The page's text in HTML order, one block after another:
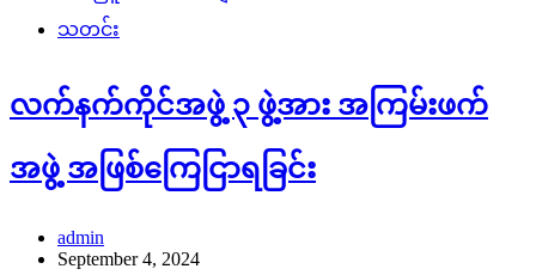
သတင်း
လက်နက်ကိုင်အဖွဲ့ ၃ ဖွဲ့အား အကြမ်းဖက်
အဖွဲ့ အဖြစ်ကြေငြာရခြင်း
admin
September 4, 2024